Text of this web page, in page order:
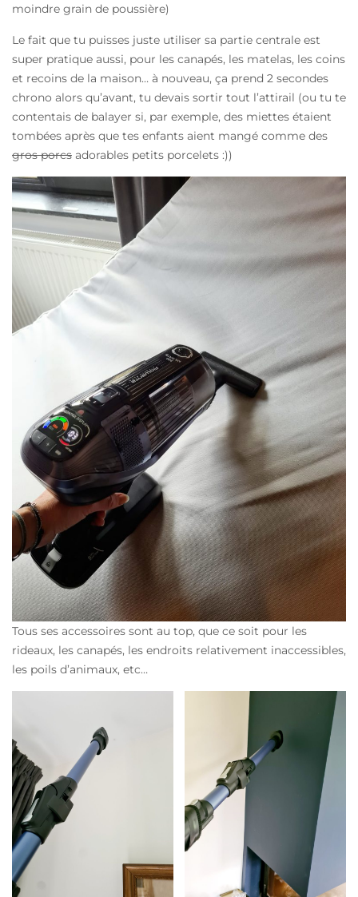
moindre grain de poussière)
Le fait que tu puisses juste utiliser sa partie centrale est
super pratique aussi, pour les canapés, les matelas, les coins
et recoins de la maison… à nouveau, ça prend 2 secondes
chrono alors qu’avant, tu devais sortir tout l’attirail (ou tu te
contentais de balayer si, par exemple, des miettes étaient
tombées après que tes enfants aient mangé comme des
gros porcs adorables petits porcelets :))
Tous ses accessoires sont au top, que ce soit pour les
rideaux, les canapés, les endroits relativement inaccessibles,
les poils d’animaux, etc…